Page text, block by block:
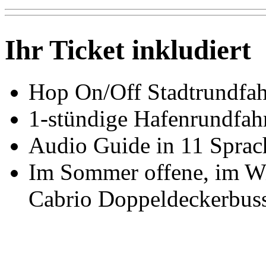
Ihr Ticket inkludiert
Hop On/Off
1-stündige
Audio Guide in 11
Im Sommer offene, im
Cabrio